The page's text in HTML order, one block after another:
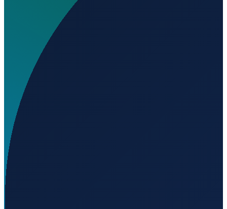
Wo liegt Enghien-Moisselles Airfield?
Auf welcher Höhe liegt Enghien-Moisselles Airfield?
Wird geladen...
49.04602
102
Paris